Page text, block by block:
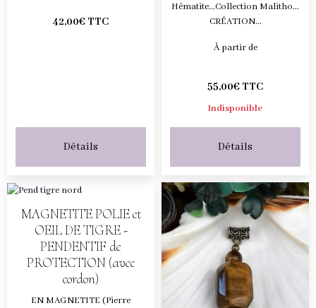
42,00€ TTC
Détails
Hématite...Collection Malitho...
CRÉATION...
À partir de
55,00€ TTC
Indisponible
Détails
MAGNETITE POLIE et
OEIL DE TIGRE -
PENDENTIF de
PROTECTION (avec
cordon)
EN MAGNETITE (Pierre